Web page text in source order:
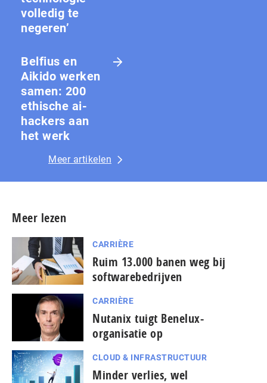
volledig te
negeren’
Belfius en
Aikido werken
samen: 200
ethische ai-
hackers aan
het werk
Meer artikelen
Meer lezen
CARRIÈRE
Ruim 13.000 banen weg bij
softwarebedrijven
CARRIÈRE
Nutanix tuigt Benelux-
organisatie op
CLOUD & INFRASTRUCTUUR
Minder verlies, wel